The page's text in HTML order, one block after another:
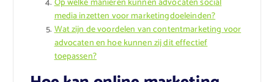
media inzetten voor marketingdoeleinden?
Wat zijn de voordelen van contentmarketing voor
advocaten en hoe kunnen zij dit effectief
toepassen?